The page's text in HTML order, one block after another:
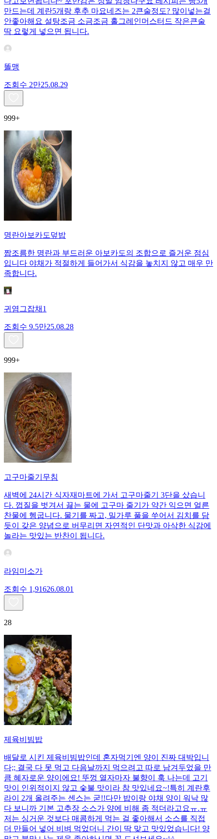
만드는데 계란5개랑 후추 마요네즈는 2큰술정도? 많이넣는걸
안좋아해요 설탕조금 소금조금 홀그레인머스터드 작은큰술
딱 요렇게 넣으면 됩니다.
똘맹
조회수 2만25.08.29
999+
명란아보카도덮밥
짭조름한 명란과 부드러운 아보카도의 조합으로 즐거운 점심
입니다 야채가 적절하게 들어가서 식감을 놓치지 않고 매우 만
족합니다.
귀염그잡채1
조회수 9.5만25.08.28
999+
고구마줄기무침
새벽에 24시간 식자재마트에 가서 고구마줄기 3단을 샀습니
다. 껍질을 벗겨서 끓는 물에 고구마 줄기가 약간 익으면 얼른
찬물에 헹굽니다. 물기를 짜고, 밀가루 풀을 쑤어서 김치를 담
듯이 갖은 양념으로 버무리면 자연적인 단맛과 아삭한 식감에
놀라는 맛있는 반찬이 됩니다.
라임미소가
조회수 1,91626.08.01
28
제육비빔밥
배달로 시킨 제육비빔밥인데 혼자먹기엔 양이 진짜 대박입니
다;; 결국 다 못 먹고 다음날까지 먹으려고 따로 남겨두었을 만
큼 혜자로운 양이에요! 뚜껑 열자마자 불향이 훅 나는데 고기
맛이 인위적이지 않고 숯불 맛이라 참 맛있네요~!특히 계란후
라이 2개 올려주는 센스는 굳!! ​다만 밥이랑 야채 양이 워낙 많
다 보니까 기본 고추장 소스가 양에 비해 좀 적더라고요ㅠ.ㅠ
저는 싱거운 것보다 매콤하게 먹는 걸 좋아해서 소스를 직접
더 만들어 넣어 비벼 먹었더니 간이 딱 맞고 맛있었습니다! 양